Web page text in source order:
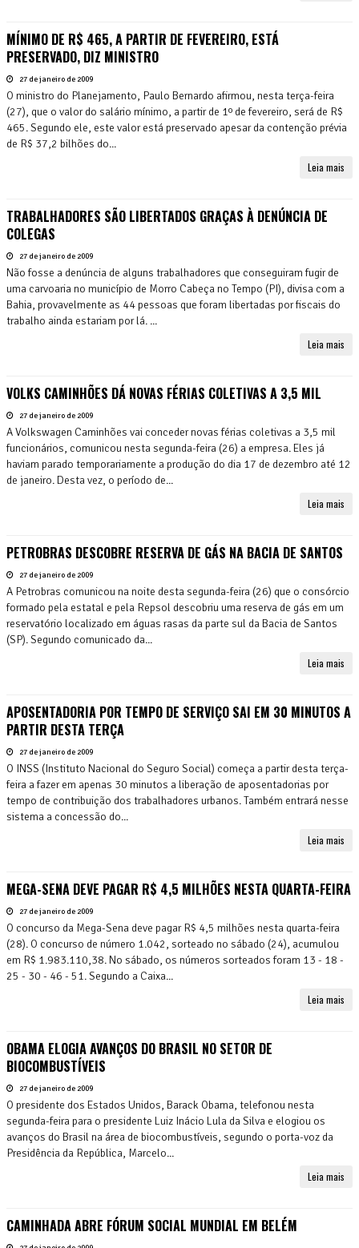
MÍNIMO DE R$ 465, A PARTIR DE FEVEREIRO, ESTÁ
PRESERVADO, DIZ MINISTRO
27 de janeiro de 2009
O ministro do Planejamento, Paulo Bernardo afirmou, nesta terça-feira
(27), que o valor do salário mínimo, a partir de 1º de fevereiro, será de R$
465. Segundo ele, este valor está preservado apesar da contenção prévia
de R$ 37,2 bilhões do...
Leia mais
TRABALHADORES SÃO LIBERTADOS GRAÇAS À DENÚNCIA DE
COLEGAS
27 de janeiro de 2009
Não fosse a denúncia de alguns trabalhadores que conseguiram fugir de
uma carvoaria no município de Morro Cabeça no Tempo (PI), divisa com a
Bahia, provavelmente as 44 pessoas que foram libertadas por fiscais do
trabalho ainda estariam por lá. ...
Leia mais
VOLKS CAMINHÕES DÁ NOVAS FÉRIAS COLETIVAS A 3,5 MIL
27 de janeiro de 2009
A Volkswagen Caminhões vai conceder novas férias coletivas a 3,5 mil
funcionários, comunicou nesta segunda-feira (26) a empresa. Eles já
haviam parado temporariamente a produção do dia 17 de dezembro até 12
de janeiro. Desta vez, o período de...
Leia mais
PETROBRAS DESCOBRE RESERVA DE GÁS NA BACIA DE SANTOS
27 de janeiro de 2009
A Petrobras comunicou na noite desta segunda-feira (26) que o consórcio
formado pela estatal e pela Repsol descobriu uma reserva de gás em um
reservatório localizado em águas rasas da parte sul da Bacia de Santos
(SP). Segundo comunicado da...
Leia mais
APOSENTADORIA POR TEMPO DE SERVIÇO SAI EM 30 MINUTOS A
PARTIR DESTA TERÇA
27 de janeiro de 2009
O INSS (Instituto Nacional do Seguro Social) começa a partir desta terça-
feira a fazer em apenas 30 minutos a liberação de aposentadorias por
tempo de contribuição dos trabalhadores urbanos. Também entrará nesse
sistema a concessão do...
Leia mais
MEGA-SENA DEVE PAGAR R$ 4,5 MILHÕES NESTA QUARTA-FEIRA
27 de janeiro de 2009
O concurso da Mega-Sena deve pagar R$ 4,5 milhões nesta quarta-feira
(28). O concurso de número 1.042, sorteado no sábado (24), acumulou
em R$ 1.983.110,38. No sábado, os números sorteados foram 13 - 18 -
25 - 30 - 46 - 51. Segundo a Caixa...
Leia mais
OBAMA ELOGIA AVANÇOS DO BRASIL NO SETOR DE
BIOCOMBUSTÍVEIS
27 de janeiro de 2009
O presidente dos Estados Unidos, Barack Obama, telefonou nesta
segunda-feira para o presidente Luiz Inácio Lula da Silva e elogiou os
avanços do Brasil na área de biocombustíveis, segundo o porta-voz da
Presidência da República, Marcelo...
Leia mais
CAMINHADA ABRE FÓRUM SOCIAL MUNDIAL EM BELÉM